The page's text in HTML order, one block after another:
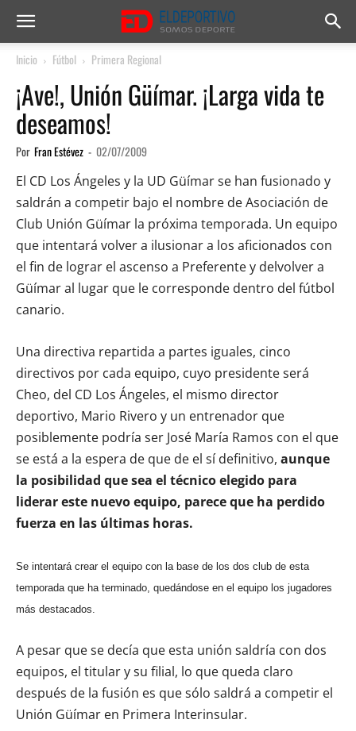
Inicio Fútbol Primera Regional
¡Ave!, Unión Güímar. ¡Larga vida te
deseamos!
Por Fran Estévez - 02/07/2009
El CD Los Ángeles y la UD Güímar se han fusionado y
saldrán a competir bajo el nombre de Asociación de
Club Unión Güímar la próxima temporada. Un equipo
que intentará volver a ilusionar a los aficionados con
el fin de lograr el ascenso a Preferente y delvolver a
Güímar al lugar que le corresponde dentro del fútbol
canario.
Una directiva repartida a partes iguales, cinco
directivos por cada equipo, cuyo presidente será
Cheo, del CD Los Ángeles, el mismo director
deportivo, Mario Rivero y un entrenador que
posiblemente podría ser José María Ramos con el que
se está a la espera de que de el sí definitivo, aunque
la posibilidad que sea el técnico elegido para
liderar este nuevo equipo, parece que ha perdido
fuerza en las últimas horas.
Se intentará crear el equipo con la base de los dos club de esta
temporada que ha terminado, quedándose en el equipo los jugadores
más destacados.
A pesar que se decía que esta unión saldría con dos
equipos, el titular y su filial, lo que queda claro
después de la fusión es que sólo saldrá a competir el
Unión Güímar en Primera Interinsular.